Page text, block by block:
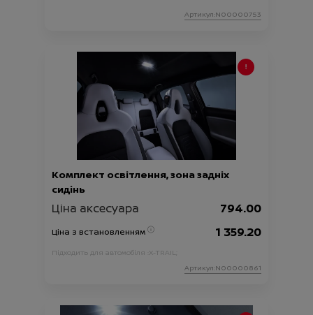
Артикул:N00000753
Комплект освітлення, зона задніх
сидінь
Ціна аксесуара 794.00
Ціна з встановленням 1 359.20
Підходить для автомобіля :
X-TRAIL;
Артикул:N00000861